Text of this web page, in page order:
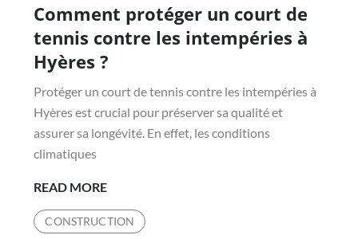
on
Comment protéger un court de
tennis contre les intempéries à
Hyères ?
Protéger un court de tennis contre les intempéries à
Hyères est crucial pour préserver sa qualité et
assurer sa longévité. En effet, les conditions
climatiques
READ MORECOMMENT
PROTÉGER
UN
CONSTRUCTION